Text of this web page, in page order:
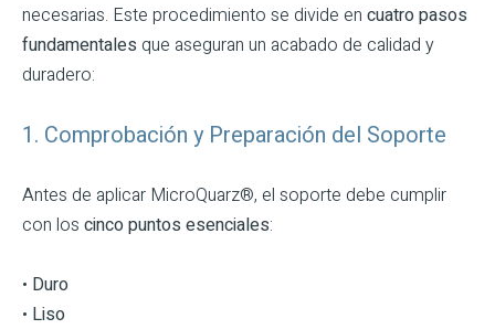
necesarias. Este procedimiento se divide en cuatro pasos
fundamentales que aseguran un acabado de calidad y
duradero:
1. Comprobación y Preparación del Soporte
Antes de aplicar MicroQuarz®, el soporte debe cumplir
con los cinco puntos esenciales:
• Duro
• Liso